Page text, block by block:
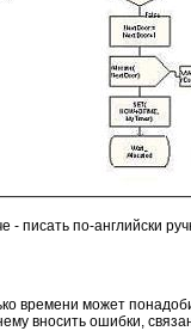
писать по-английски
времени может
вносить ошибки,